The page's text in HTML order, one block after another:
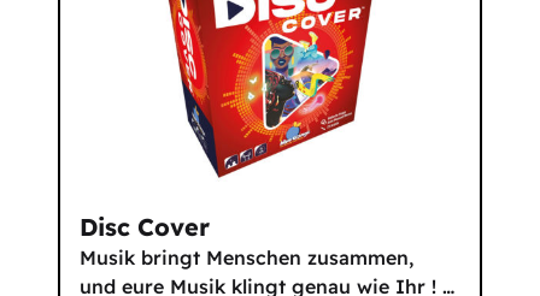
Disc Cover
Musik bringt Menschen zusammen,
und eure Musik klingt genau wie Ihr ! …